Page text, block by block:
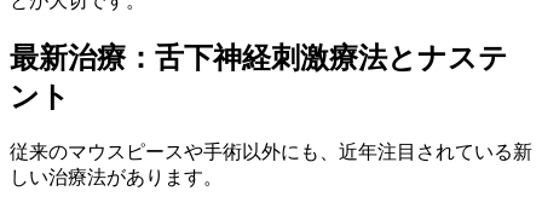
最新治療：舌下神経刺激療法とナステ
ント
従来のマウスピースや手術以外にも、近年注目されている新
しい治療法があります。